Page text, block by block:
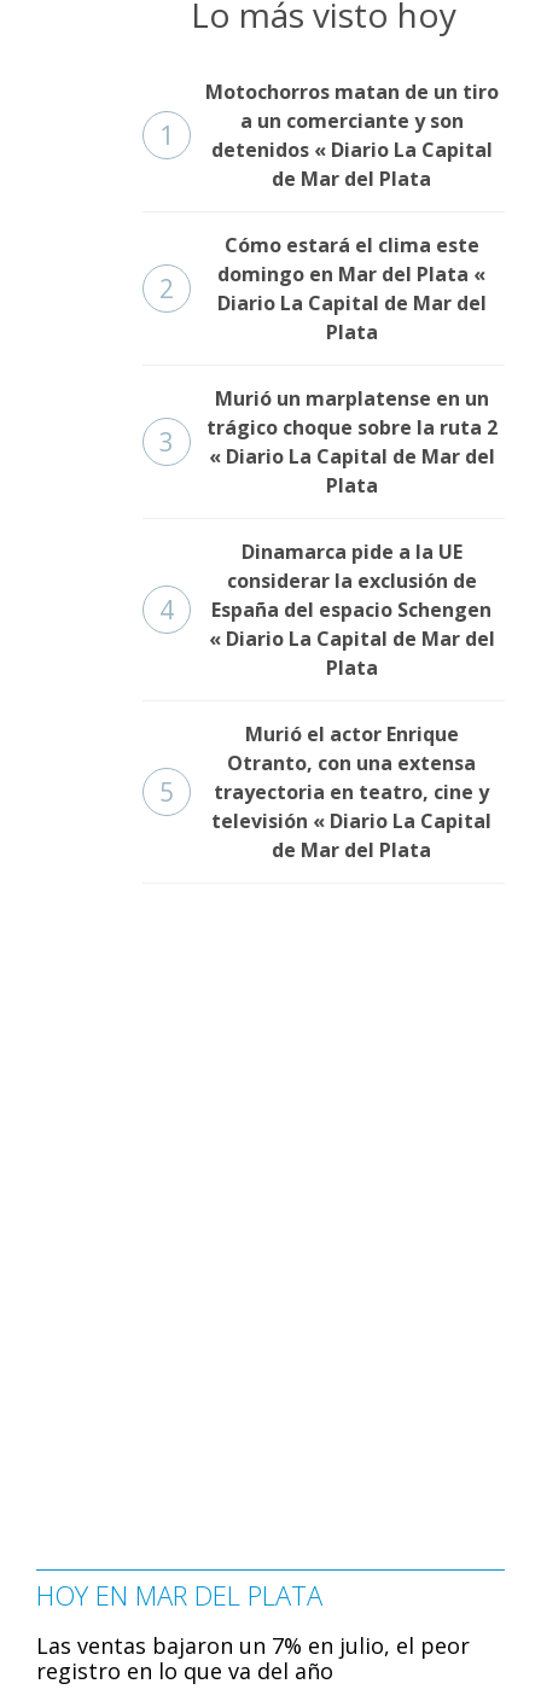
Lo más visto hoy
1
Motochorros matan de un tiro
a un comerciante y son
detenidos « Diario La Capital
de Mar del Plata
2
Cómo estará el clima este
domingo en Mar del Plata «
Diario La Capital de Mar del
Plata
3
Murió un marplatense en un
trágico choque sobre la ruta 2
« Diario La Capital de Mar del
Plata
4
Dinamarca pide a la UE
considerar la exclusión de
España del espacio Schengen
« Diario La Capital de Mar del
Plata
5
Murió el actor Enrique
Otranto, con una extensa
trayectoria en teatro, cine y
televisión « Diario La Capital
de Mar del Plata
HOY EN MAR DEL PLATA
Las ventas bajaron un 7% en julio, el peor
registro en lo que va del año